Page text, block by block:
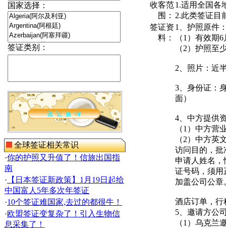
国家选择：
签证类别：
全球签证相关常识
·你的护照又升值了！信旅出国指
南
· 【日本签证新政策】1月19日起给
中国富人5年多次年签证
·10个签证难国家,去过的都很牛！
·欧盟签证变复杂了！引入生物信
息采集了！
收客范
围：
1.适用全国各
2.此类签证目
签证资
料：
1、护照原件
（1）有效期
（2）护照至
2、照片：近
3、身份证：
面）
4、中方提供
（1）中方营
（2）中方英
访问目的，批
申请人姓名
证号码，须用
加盖公司公章
酒店订单，行
5、邀请方公
（1）乌克兰